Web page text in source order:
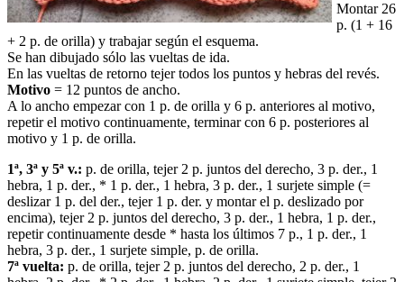
Montar 26
p. (1 + 16
+ 2 p. de orilla) y trabajar según el esquema.
Se han dibujado sólo las vueltas de ida.
En las vueltas de retorno tejer todos los puntos y hebras del revés.
Motivo = 12 puntos de ancho.
A lo ancho empezar con 1 p. de orilla y 6 p. anteriores al motivo,
repetir el motivo continuamente, terminar con 6 p. posteriores al
motivo y 1 p. de orilla.
1ª, 3ª y 5ª v.: p. de orilla, tejer 2 p. juntos del derecho, 3 p. der., 1
hebra, 1 p. der., * 1 p. der., 1 hebra, 3 p. der., 1 surjete simple (=
deslizar 1 p. del der., tejer 1 p. der. y montar el p. deslizado por
encima), tejer 2 p. juntos del derecho, 3 p. der., 1 hebra, 1 p. der.,
repetir continuamente desde * hasta los últimos 7 p., 1 p. der., 1
hebra, 3 p. der., 1 surjete simple, p. de orilla.
7ª vuelta: p. de orilla, tejer 2 p. juntos del derecho, 2 p. der., 1